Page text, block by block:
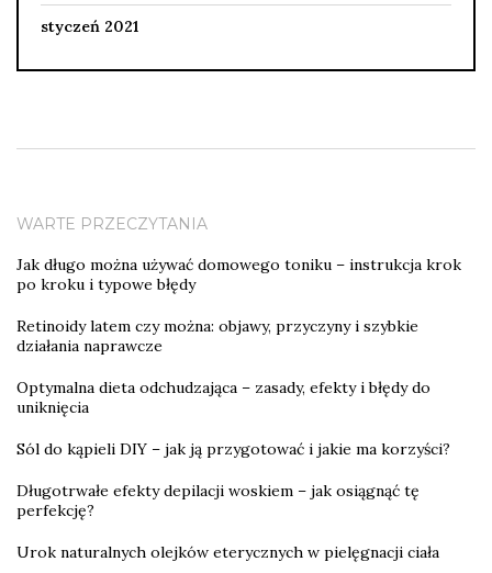
styczeń 2021
WARTE PRZECZYTANIA
Jak długo można używać domowego toniku – instrukcja krok
po kroku i typowe błędy
Retinoidy latem czy można: objawy, przyczyny i szybkie
działania naprawcze
Optymalna dieta odchudzająca – zasady, efekty i błędy do
uniknięcia
Sól do kąpieli DIY – jak ją przygotować i jakie ma korzyści?
Długotrwałe efekty depilacji woskiem – jak osiągnąć tę
perfekcję?
Urok naturalnych olejków eterycznych w pielęgnacji ciała